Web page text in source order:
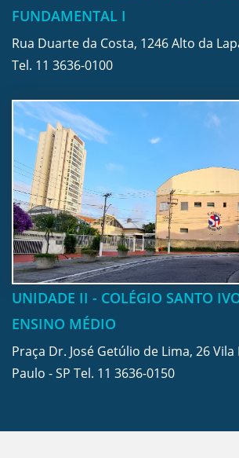
FUNDAMENTAL I
Rua Duarte da Costa, 1246 Alto da
Tel. 11 3636-0100
UNIDADE II - COLÉGIO SANTO
ENSINO MÉDIO
Praça Dr. José Getúlio de Lima, 26
Paulo - SP Tel. 11 3636-0150